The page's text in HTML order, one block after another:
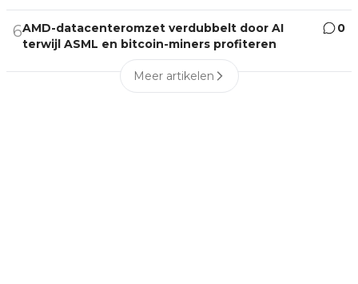
6AMD-datacenteromzet verdubbelt door AI
terwijl ASML en bitcoin-miners profiteren
0
Meer artikelen